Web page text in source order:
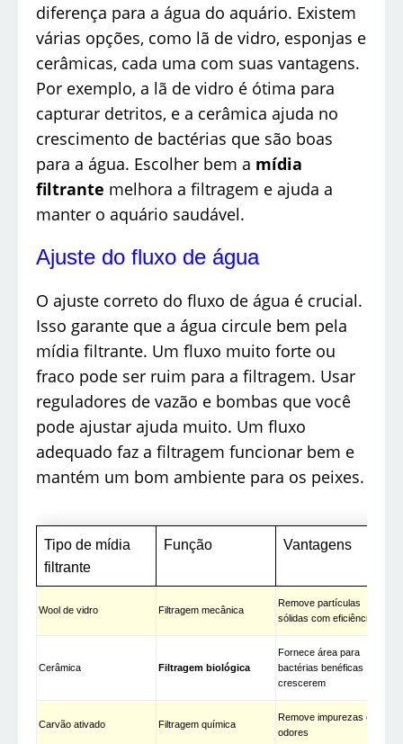
diferença para a água do aquário. Existem
várias opções, como lã de vidro, esponjas e
cerâmicas, cada uma com suas vantagens.
Por exemplo, a lã de vidro é ótima para
capturar detritos, e a cerâmica ajuda no
crescimento de bactérias que são boas
para a água. Escolher bem a mídia
filtrante melhora a filtragem e ajuda a
manter o aquário saudável.
Ajuste do fluxo de água
O ajuste correto do fluxo de água é crucial.
Isso garante que a água circule bem pela
mídia filtrante. Um fluxo muito forte ou
fraco pode ser ruim para a filtragem. Usar
reguladores de vazão e bombas que você
pode ajustar ajuda muito. Um fluxo
adequado faz a filtragem funcionar bem e
mantém um bom ambiente para os peixes.
Tipo de mídia
filtrante
Função Vantagens
Wool de vidro Filtragem mecânica
Remove partículas
sólidas com eficiência
Cerâmica Filtragem biológica
Fornece área para
bactérias benéficas
crescerem
Carvão ativado Filtragem química
Remove impurezas e
odores